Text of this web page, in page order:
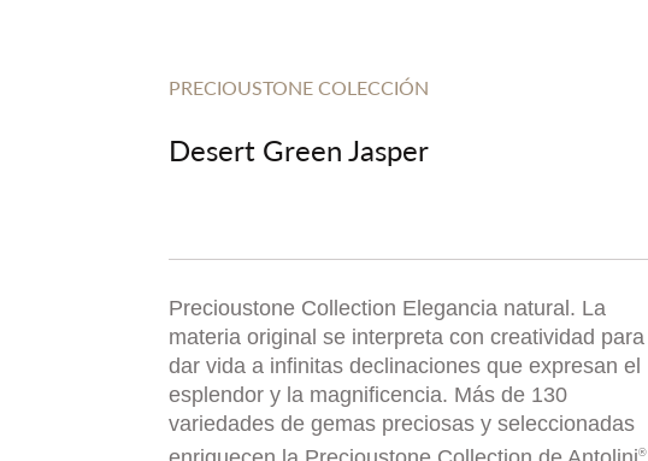
PRECIOUSTONE COLECCIÓN
Desert Green Jasper
Precioustone Collection Elegancia natural. La
materia original se interpreta con creatividad para
dar vida a infinitas declinaciones que expresan el
esplendor y la magnificencia. Más de 130
variedades de gemas preciosas y seleccionadas
®